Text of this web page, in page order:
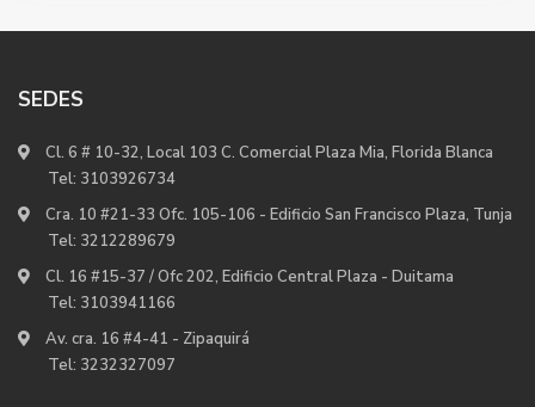
SEDES
Cl. 6 # 10-32, Local 103 C. Comercial Plaza Mia, Florida Blanca
Tel: 3103926734
Cra. 10 #21-33 Ofc. 105-106 - Edificio San Francisco Plaza, Tunja
Tel: 3212289679
Cl. 16 #15-37 / Ofc 202, Edificio Central Plaza - Duitama
Tel: 3103941166
Av. cra. 16 #4-41 - Zipaquirá
Tel: 3232327097